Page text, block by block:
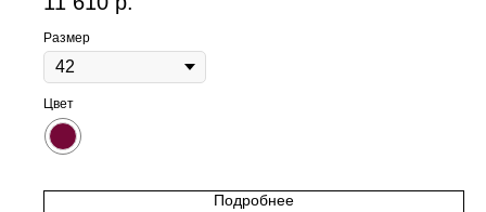
Размер
Цвет
Подробнее